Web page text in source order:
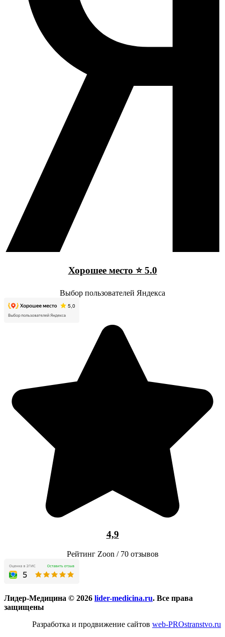
Хорошее место ⭐ 5.0
Выбор пользователей Яндекса
4,9
Рейтинг Zoon / 70 отзывов
Лидер-Медицина © 2026 lider-medicina.ru. Все права
защищены
Разработка и продвижение сайтов web-PROstranstvo.ru